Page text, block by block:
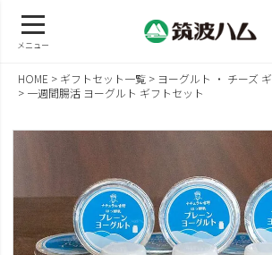
メニュー
HOME ギフトセット一覧
ヨーグルト ・ チーズ
一週間腸活 ヨーグルト ギフトセット